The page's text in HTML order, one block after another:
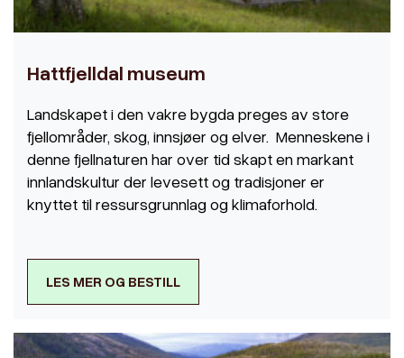
Hattfjelldal museum
Landskapet i den vakre bygda preges av store
fjellområder, skog, innsjøer og elver. Menneskene i
denne fjellnaturen har over tid skapt en markant
innlandskultur der levesett og tradisjoner er
knyttet til ressursgrunnlag og klimaforhold.
LES MER OG BESTILL